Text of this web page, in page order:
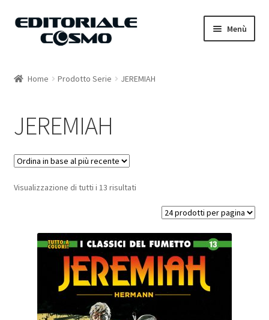
Vai
Vai
Menù
Carrello
Il mio account
Home Prodotto Serie JEREMIAH
JEREMIAH
Visualizzazione di tutti i 13 risultati